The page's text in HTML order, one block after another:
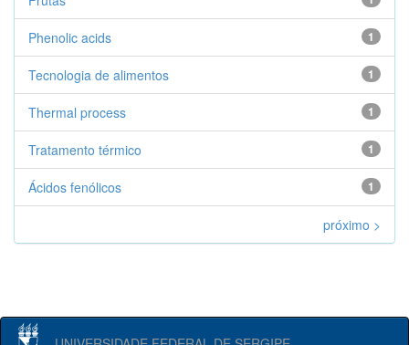
1
Phenolic acids
1
Tecnologia de alimentos
1
Thermal process
1
Tratamento térmico
1
Ácidos fenólicos
próximo >